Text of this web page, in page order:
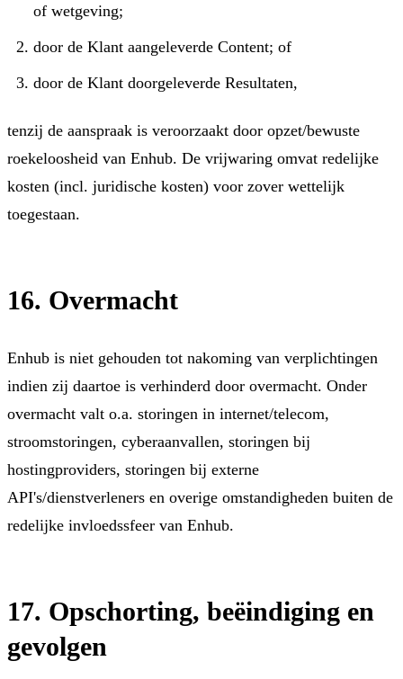
of wetgeving;
door de Klant aangeleverde Content; of
door de Klant doorgeleverde Resultaten,
tenzij de aanspraak is veroorzaakt door opzet/bewuste
roekeloosheid van Enhub. De vrijwaring omvat redelijke
kosten (incl. juridische kosten) voor zover wettelijk
toegestaan.
16. Overmacht
Enhub is niet gehouden tot nakoming van verplichtingen
indien zij daartoe is verhinderd door overmacht. Onder
overmacht valt o.a. storingen in internet/telecom,
stroomstoringen, cyberaanvallen, storingen bij
hostingproviders, storingen bij externe
API's/dienstverleners en overige omstandigheden buiten de
redelijke invloedssfeer van Enhub.
17. Opschorting, beëindiging en
gevolgen